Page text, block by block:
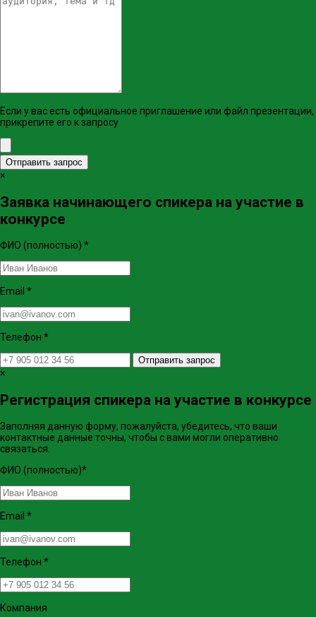
Если у вас есть официальное приглашение или файл презентации,
прикрепите его к запросу
Отправить запрос
×
Заявка начинающего спикера на участие в
конкурсе
ФИО (полностью) *
Email *
Телефон *
Отправить запрос
×
Регистрация спикера на участие в конкурсе
Заполняя данную форму, пожалуйста, убедитесь, что ваши
контактные данные точны, чтобы с вами могли оперативно
связаться.
ФИО (полностью)*
Email *
Телефон *
Компания